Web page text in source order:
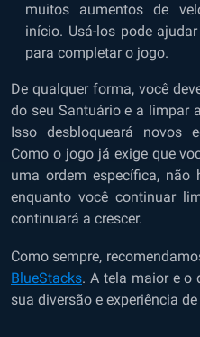
muitos aumentos de
início. Usá-los pode
para completar o jogo.
De qualquer forma, você
do seu Santuário e a limpar
Isso desbloqueará novos
Como o jogo já exige que
uma ordem específica, não
enquanto você continuar
continuará a crescer.
Como sempre,
BlueStacks. A tela maior e o
sua diversão e experiência